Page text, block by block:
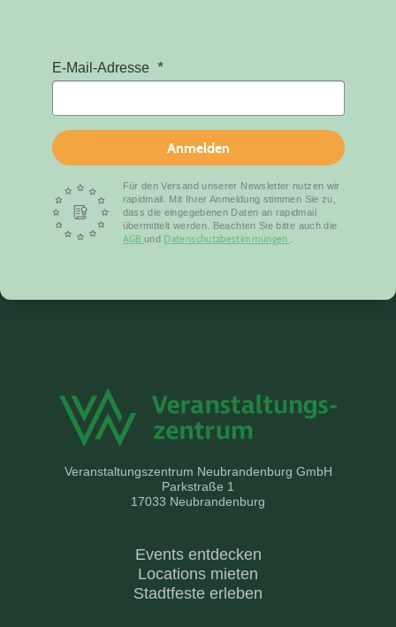
E-Mail-Adresse
Anmelden
Für den Versand unserer Newsletter nutzen wir
rapidmail. Mit Ihrer Anmeldung stimmen Sie zu,
dass die eingegebenen Daten an rapidmail
übermittelt werden. Beachten Sie bitte auch die
AGB und Datenschutzbestimmungen
Veranstaltungszentrum Neubrandenburg GmbH
Parkstraße 1
17033 Neubrandenburg
Events entdecken
Locations mieten
Stadtfeste erleben